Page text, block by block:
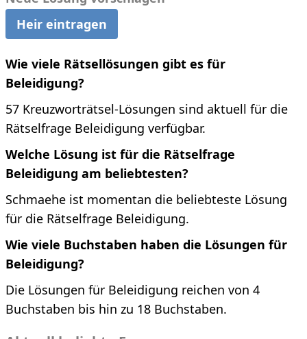
Heir eintragen
Wie viele Rätsellösungen gibt es für
Beleidigung?
57 Kreuzworträtsel-Lösungen sind aktuell für die
Rätselfrage Beleidigung verfügbar.
Welche Lösung ist für die Rätselfrage
Beleidigung am beliebtesten?
Schmaehe ist momentan die beliebteste Lösung
für die Rätselfrage Beleidigung.
Wie viele Buchstaben haben die Lösungen für
Beleidigung?
Die Lösungen für Beleidigung reichen von 4
Buchstaben bis hin zu 18 Buchstaben.